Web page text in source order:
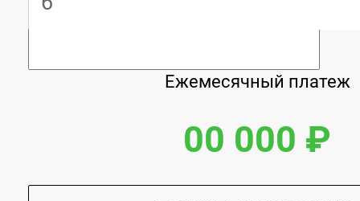
Ежемесячный платеж
00 000 ₽